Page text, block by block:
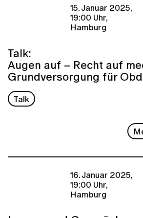
15. Januar 2025,
19:00 Uhr,
Hamburg
Talk:
Augen auf – Recht auf
Grundversorgung für
Talk
16. Januar 2025,
19:00 Uhr,
Hamburg